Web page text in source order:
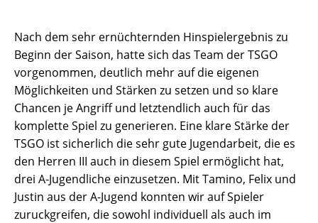
Nach dem sehr ernüchternden Hinspielergebnis zu
Beginn der Saison, hatte sich das Team der TSGO
vorgenommen, deutlich mehr auf die eigenen
Möglichkeiten und Stärken zu setzen und so klare
Chancen je Angriff und letztendlich auch für das
komplette Spiel zu generieren. Eine klare Stärke der
TSGO ist sicherlich die sehr gute Jugendarbeit, die es
den Herren III auch in diesem Spiel ermöglicht hat,
drei A-Jugendliche einzusetzen. Mit Tamino, Felix und
Justin aus der A-Jugend konnten wir auf Spieler
zuruckgreifen, die sowohl individuell als auch im